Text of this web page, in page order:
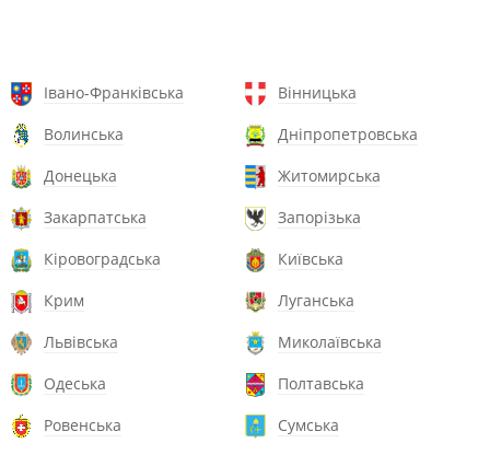
Івано-Франківська
Вінницька
Волинська
Дніпропетровська
Донецька
Житомирська
Закарпатська
Запорізька
Кіровоградська
Київська
Крим
Луганська
Львівська
Миколаївська
Одеська
Полтавська
Ровенська
Сумська